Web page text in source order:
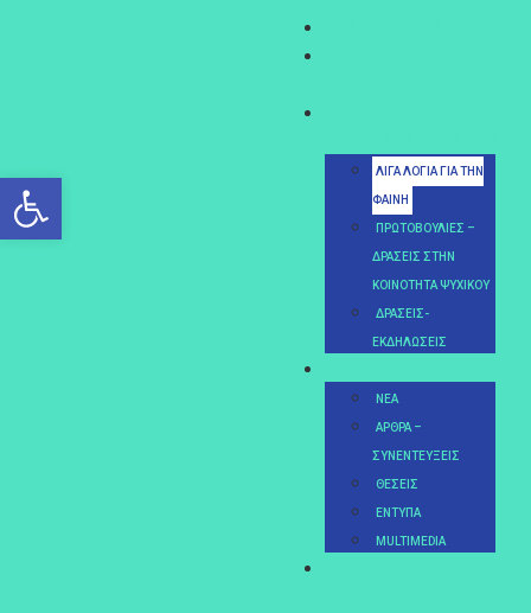
ΛΊΓΑ ΛΌΓΙΑ ΓΙΑ ΤΗΝ
ΦΑΊΝΗ
ΠΡΩΤΟΒΟΥΛΊΕΣ –
ΔΡΆΣΕΙΣ ΣΤΗΝ
ΚΟΙΝΌΤΗΤΑ ΨΥΧΙΚΟΎ
ΔΡΆΣΕΙΣ-
ΕΚΔΗΛΏΣΕΙΣ
ΝΈΑ
ΆΡΘΡΑ –
ΣΥΝΕΝΤΕΎΞΕΙΣ
ΘΈΣΕΙΣ
ΈΝΤΥΠΑ
MULTIMEDIA
Ανοίξτε τη γραμμή